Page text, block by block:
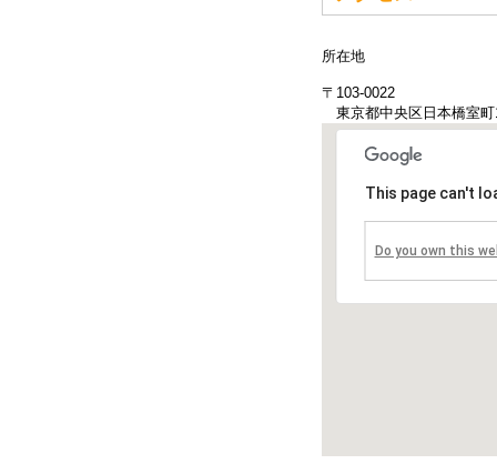
所在地
〒103-0022
東京都中央区日本橋室
This page can't
Do you own this